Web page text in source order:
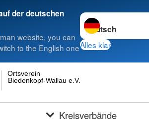
der deutschen
website, you can
to the English one
Sprache wechseln
Alles klar
Biedenkopf-Wallau e.V.
Ortsverein
Kreisverbände